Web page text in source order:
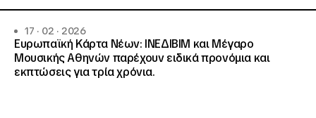
17 · 02 · 2026
Ευρωπαϊκή Κάρτα Νέων: ΙΝΕΔΙΒΙΜ και Μέγαρο
Μουσικής Αθηνών παρέχουν ειδικά προνόμια και
εκπτώσεις για τρία χρόνια.